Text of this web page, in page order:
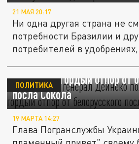
21 МАЯ 20:17
Ни одна другая страна не
потребности Бразилии и
потребителей в удобрениях,
Украинский генерал
жёсткий и гордый отпор от
посла Сокола
ПОЛИТИКА
19 МАРТА 14:27
Глава Погранслужбы